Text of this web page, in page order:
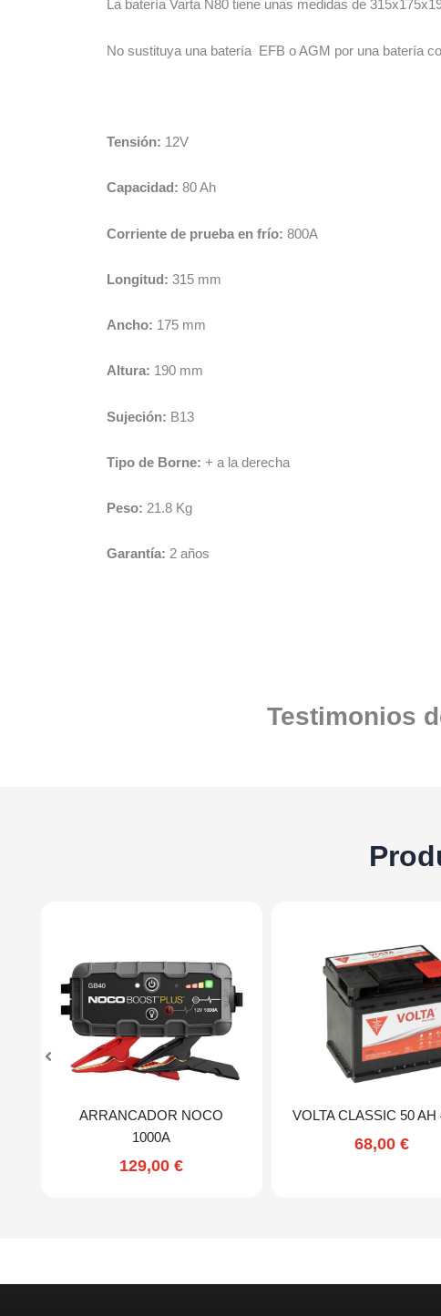
La batería Varta N80 tiene unas medidas de
No sustituya una batería EFB o AGM por una batería
Tensión: 12V
Capacidad: 80 Ah
Corriente de prueba en frío: 800A
Longitud: 315 mm
Ancho: 175 mm
Altura: 190 mm
Sujeción: B13
Tipo de Borne: + a la derecha
Peso: 21.8 Kg
Garantía: 2 años
Testimonios
ARRANCADOR NOCO
1000A
129,00€
VOLTA CLASSIC 50 AH
68,00€